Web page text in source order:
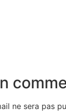
ne sera pas